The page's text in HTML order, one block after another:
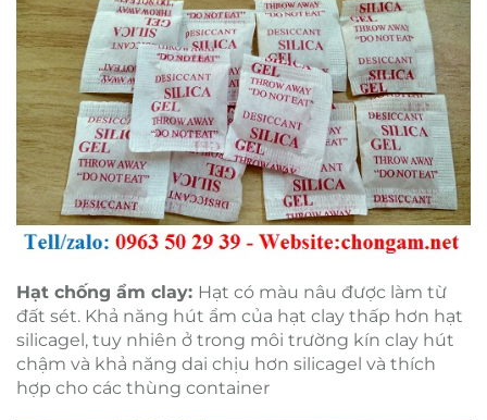
Hạt chống ẩm clay: Hạt có màu nâu được làm từ
đất sét. Khả năng hút ẩm của hạt clay thấp hơn hạt
silicagel, tuy nhiên ở trong môi trường kín clay hút
chậm và khả năng dai chịu hơn silicagel và thích
hợp cho các thùng container